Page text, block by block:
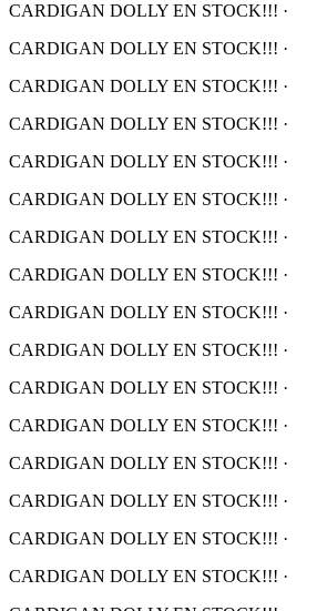
CARDIGAN DOLLY EN STOCK!!! ·
CARDIGAN DOLLY EN STOCK!!! ·
CARDIGAN DOLLY EN STOCK!!! ·
CARDIGAN DOLLY EN STOCK!!! ·
CARDIGAN DOLLY EN STOCK!!! ·
CARDIGAN DOLLY EN STOCK!!! ·
CARDIGAN DOLLY EN STOCK!!! ·
CARDIGAN DOLLY EN STOCK!!! ·
CARDIGAN DOLLY EN STOCK!!! ·
CARDIGAN DOLLY EN STOCK!!! ·
CARDIGAN DOLLY EN STOCK!!! ·
CARDIGAN DOLLY EN STOCK!!! ·
CARDIGAN DOLLY EN STOCK!!! ·
CARDIGAN DOLLY EN STOCK!!! ·
CARDIGAN DOLLY EN STOCK!!! ·
CARDIGAN DOLLY EN STOCK!!! ·